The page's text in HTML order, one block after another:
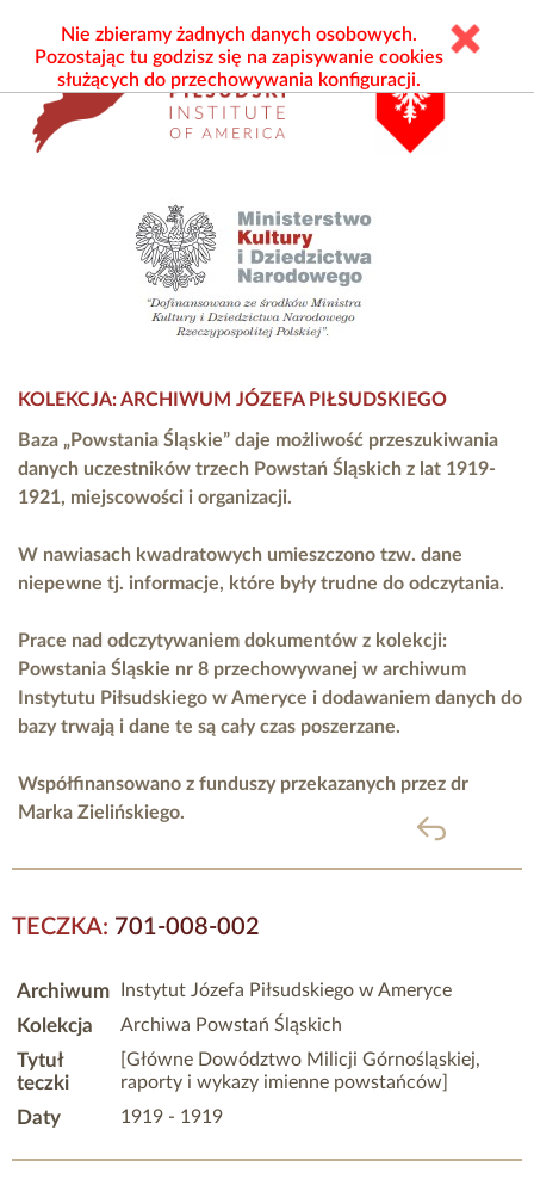
KOLEKCJA: ARCHIWUM JÓZEFA PIŁSUDSKIEGO
Baza „Powstania Śląskie” daje możliwość przeszukiwania
danych uczestników trzech Powstań Śląskich z lat 1919-
1921, miejscowości i organizacji.
W nawiasach kwadratowych umieszczono tzw. dane
niepewne tj. informacje, które były trudne do odczytania.
Prace nad odczytywaniem dokumentów z kolekcji:
Powstania Śląskie nr 8 przechowywanej w archiwum
Instytutu Piłsudskiego w Ameryce i dodawaniem danych do
bazy trwają i dane te są cały czas poszerzane.
Współfinansowano z funduszy przekazanych przez dr
Marka Zielińskiego.
powrót
TECZKA: 701-008-002
Archiwum Instytut Józefa Piłsudskiego w Ameryce
Kolekcja Archiwa Powstań Śląskich
Tytuł
teczki
[Główne Dowództwo Milicji Górnośląskiej,
raporty i wykazy imienne powstańców]
Daty 1919 - 1919
Nie zbieramy żadnych danych osobowych.
Pozostając tu godzisz się na zapisywanie cookies
służących do przechowywania konfiguracji.